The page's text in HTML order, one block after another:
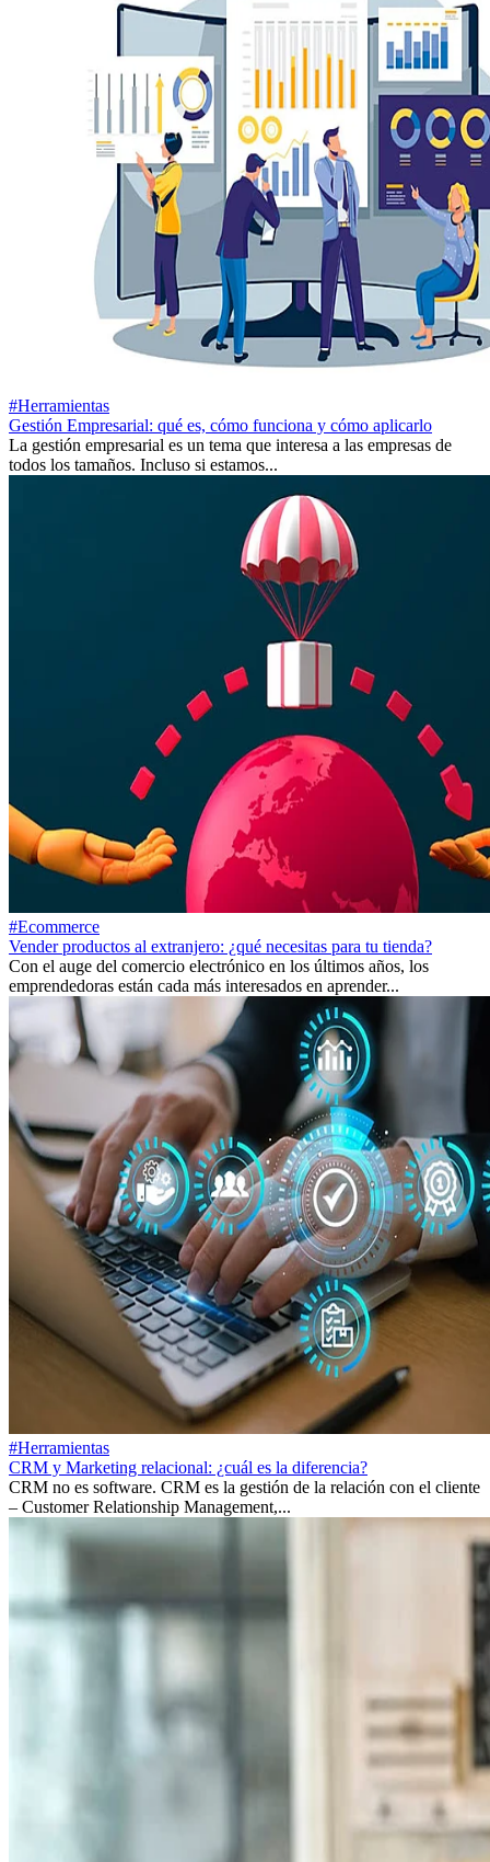
#Herramientas
Gestión Empresarial: qué es, cómo funciona y cómo aplicarlo
La gestión empresarial es un tema que interesa a las empresas de
todos los tamaños. Incluso si estamos...
#Ecommerce
Vender productos al extranjero: ¿qué necesitas para tu tienda?
Con el auge del comercio electrónico en los últimos años, los
emprendedoras están cada más interesados ​​en aprender...
#Herramientas
CRM y Marketing relacional: ¿cuál es la diferencia?
CRM no es software. CRM es la gestión de la relación con el cliente
– Customer Relationship Management,...